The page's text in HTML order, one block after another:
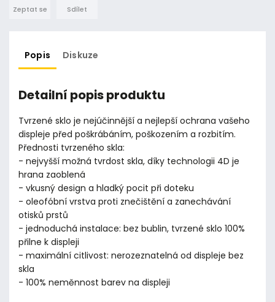
Zeptat se Sdílet
Popis Diskuze
Detailní popis produktu
Tvrzené sklo je nejúčinnější a nejlepší ochrana vašeho
displeje před poškrábáním, poškozením a rozbitím.
Přednosti tvrzeného skla:
- nejvyšší možná tvrdost skla, díky technologii 4D je
hrana zaoblená
- vkusný design a hladký pocit při doteku
- oleofóbní vrstva proti znečištění a zanechávání
otisků prstů
- jednoduchá instalace: bez bublin, tvrzené sklo 100%
přilne k displeji
- maximální citlivost: nerozeznatelná od displeje bez
skla
- 100% neměnnost barev na displeji